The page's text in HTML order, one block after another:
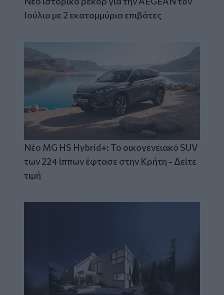
Ιούλιο με 2 εκατομμύρια επιβάτες
Νέο MG HS Hybrid+: Το οικογενειακό SUV
των 224 ίππων έφτασε στην Κρήτη - Δείτε
τιμή